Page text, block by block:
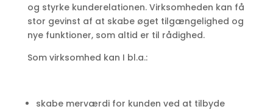
og styrke kunderelationen. Virksomheden kan få
stor gevinst af at skabe øget tilgængelighed og
nye funktioner, som altid er til rådighed.
Som virksomhed kan I bl.a.:
skabe merværdi for kunden ved at tilbyde